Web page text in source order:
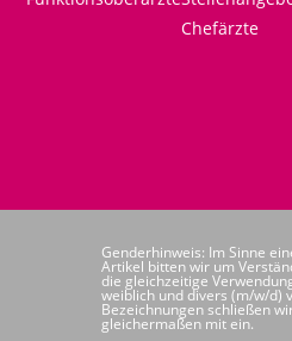
Chefärzte
Genderhinweis: Im Sinne
Artikel bitten wir um
die gleichzeitige
weiblich und divers (m/w/d)
Bezeichnungen schließen
gleichermaßen mit ein.